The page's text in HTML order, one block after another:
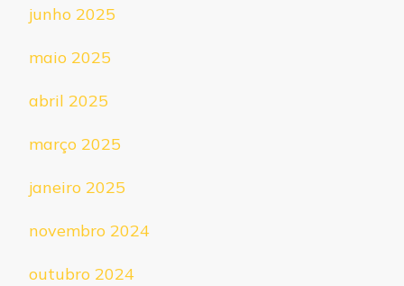
junho 2025
maio 2025
abril 2025
março 2025
janeiro 2025
novembro 2024
outubro 2024